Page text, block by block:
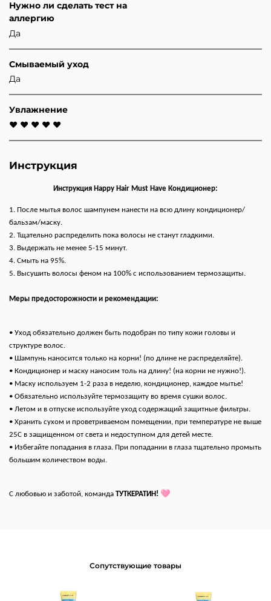
Нужно ли сделать тест на
аллергию
Да
Смываемый уход
Да
Увлажнение
♥ ♥ ♥ ♥ ♥
Инструкция
Инструкция Happy Hair Must Have Кондиционер:
1. После мытья волос шампунем нанести на всю длину кондиционер/
бальзам/маску.
2. Тщательно распределить пока волосы не станут гладкими.
3. Выдержать не менее 5-15 минут.
4. Смыть на 95%.
5. Высушить волосы феном на 100% с использованием термозащиты.
Меры предосторожности и рекомендации:
• Уход обязательно должен быть подобран по типу кожи головы и
структуре волос.
• Шампунь наносится только на корни! (по длине не распределяйте).
• Кондиционер и маску наносим толь на длину! (на корни не нужно!).
• Маску используем 1-2 раза в неделю, кондиционер, каждое мытье!
• Обязательно используйте термозащиту во время сушки волос.
• Летом и в отпуске используйте уход содержащий защитные фильтры.
• Хранить сухом и проветриваемом помещении, при температуре не выше
25С в защищенном от света и недоступном для детей месте.
• Избегайте попадания в глаза. При попадании в глаза тщательно промыть
большим количеством воды.
С любовью и заботой, команда ТУТКЕРАТИН! 🩷
Сопутствующие товары